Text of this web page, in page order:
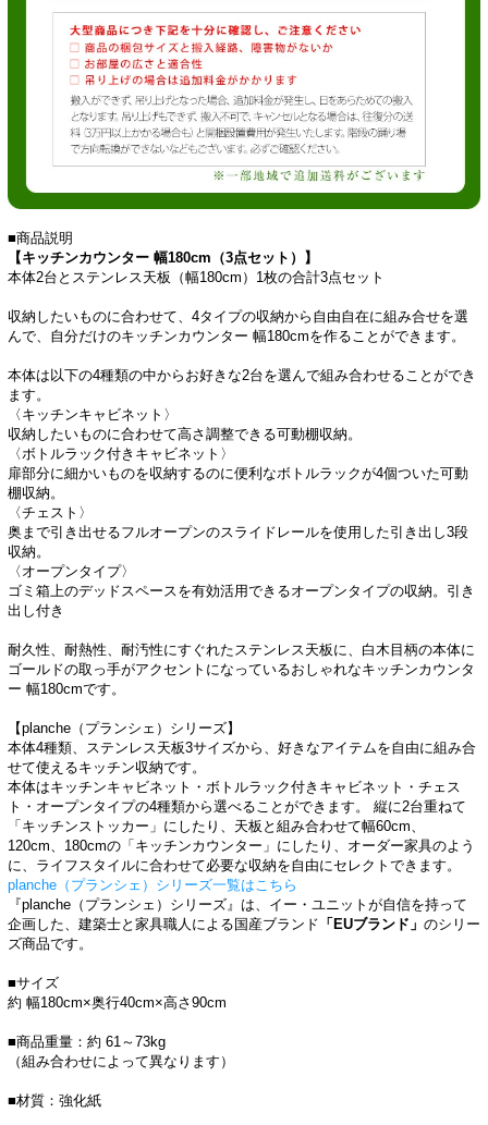
■商品説明
【キッチンカウンター 幅180cm（3点セット）】
本体2台とステンレス天板（幅180cm）1枚の合計3点セット
収納したいものに合わせて、4タイプの収納から自由自在に組み合せを選
んで、自分だけのキッチンカウンター 幅180cmを作ることができます。
本体は以下の4種類の中からお好きな2台を選んで組み合わせることができ
ます。
〈キッチンキャビネット〉
収納したいものに合わせて高さ調整できる可動棚収納。
〈ボトルラック付きキャビネット〉
扉部分に細かいものを収納するのに便利なボトルラックが4個ついた可動
棚収納。
〈チェスト〉
奥まで引き出せるフルオープンのスライドレールを使用した引き出し3段
収納。
〈オープンタイプ〉
ゴミ箱上のデッドスペースを有効活用できるオープンタイプの収納。引き
出し付き
耐久性、耐熱性、耐汚性にすぐれたステンレス天板に、白木目柄の本体に
ゴールドの取っ手がアクセントになっているおしゃれなキッチンカウンタ
ー 幅180cmです。
【planche（プランシェ）シリーズ】
本体4種類、ステンレス天板3サイズから、好きなアイテムを自由に組み合
せて使えるキッチン収納です。
本体はキッチンキャビネット・ボトルラック付きキャビネット・チェス
ト・オープンタイプの4種類から選べることができます。 縦に2台重ねて
「キッチンストッカー」にしたり、天板と組み合わせて幅60cm、
120cm、180cmの「キッチンカウンター」にしたり、オーダー家具のよう
に、ライフスタイルに合わせて必要な収納を自由にセレクトできます。
planche（プランシェ）シリーズ一覧はこちら
『planche（プランシェ）シリーズ』は、イー・ユニットが自信を持って
企画した、建築士と家具職人による国産ブランド 「EUブランド」 のシリー
ズ商品です。
■サイズ
約 幅180cm×奥行40cm×高さ90cm
■商品重量：約 61～73kg
（組み合わせによって異なります）
■材質：強化紙